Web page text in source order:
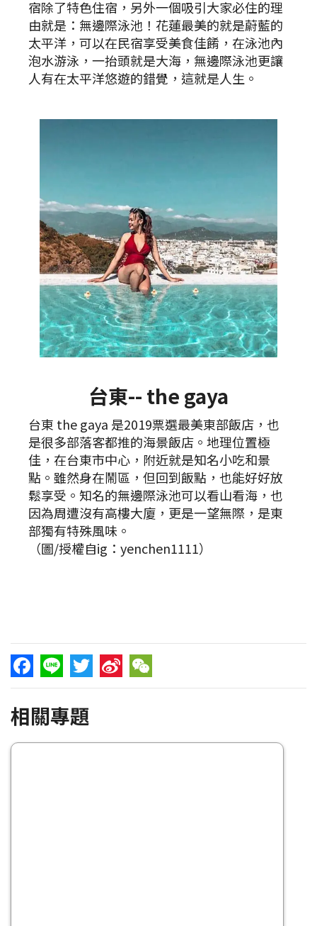
宿除了特色住宿，另外一個吸引大家必住的理
由就是：無邊際泳池！花蓮最美的就是蔚藍的
太平洋，可以在民宿享受美食佳餚，在泳池內
泡水游泳，一抬頭就是大海，無邊際泳池更讓
人有在太平洋悠遊的錯覺，這就是人生。
台東-- the gaya
台東 the gaya 是2019票選最美東部飯店，也
是很多部落客都推的海景飯店。地理位置極
佳，在台東市中心，附近就是知名小吃和景
點。雖然身在鬧區，但回到飯點，也能好好放
鬆享受。知名的無邊際泳池可以看山看海，也
因為周遭沒有高樓大廈，更是一望無際，是東
部獨有特殊風味。
（圖/授權自ig：yenchen1111）
Facebook
Line TwitterSina WeChat
相關專題